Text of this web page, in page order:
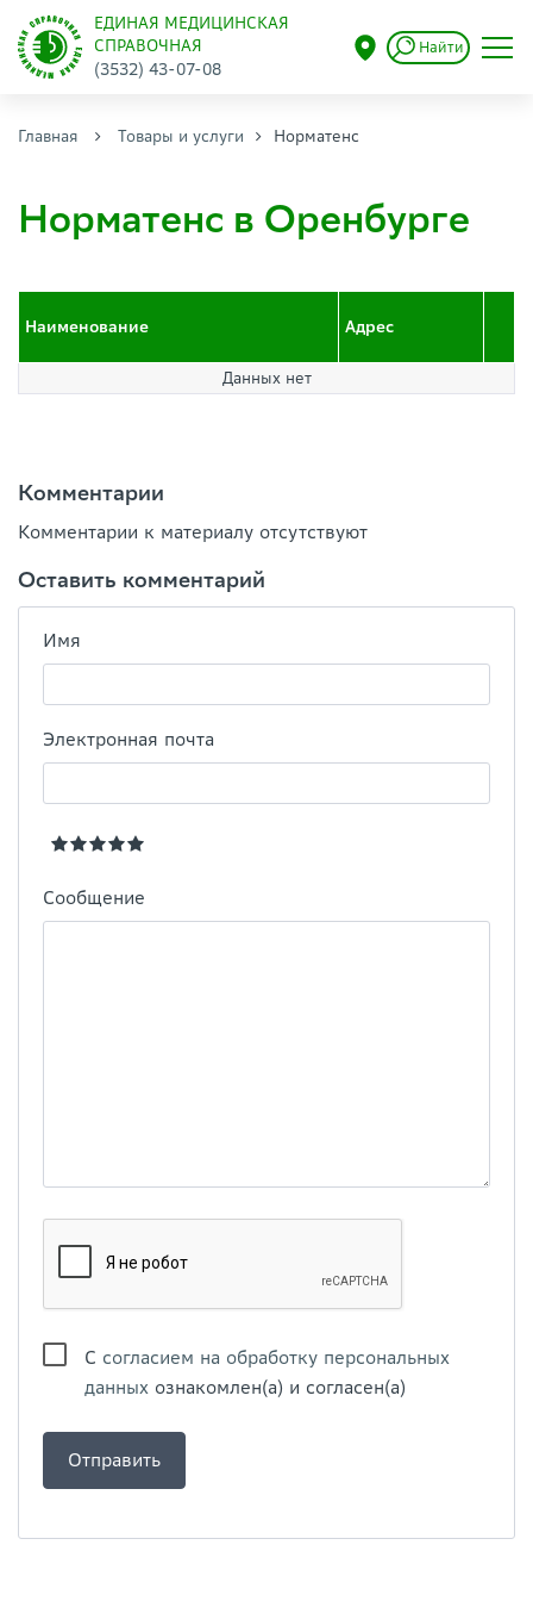
ЕДИНАЯ МЕДИЦИНСКАЯ
СПРАВОЧНАЯ
(3532) 43-07-08
Найти
Главная Товары и услуги Норматенс
Норматенс в Оренбурге
Наименование Адрес
Данных нет
Комментарии
Комментарии к материалу отсутствуют
Оставить комментарий
Имя
Электронная почта
Сообщение
С согласием на обработку персональных
данных ознакомлен(а) и согласен(а)